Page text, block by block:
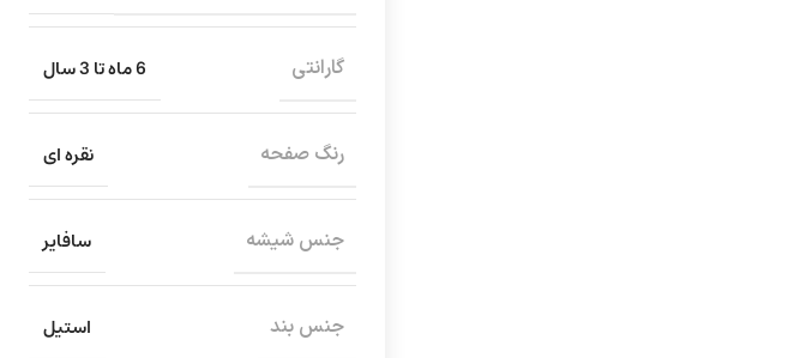
گارانتی 6 ماه تا 3 سال
رنگ صفحه نقره ای
جنس شیشه سافایر
جنس بند استیل